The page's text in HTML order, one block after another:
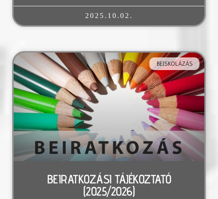
2025.10.02.
BEISKOLÁZÁS
BEIRATKOZÁSI TÁJÉKOZTATÓ
(2025/2026)